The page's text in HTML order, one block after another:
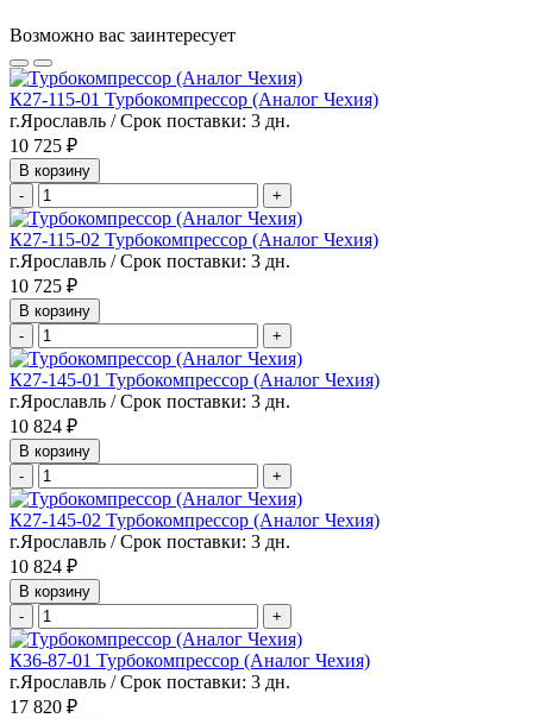
Возможно вас заинтересует
К27-115-01 Турбокомпрессор (Аналог Чехия)
г.Ярославль / Срок поставки: 3 дн.
10 725 ₽
В корзину
-
+
К27-115-02 Турбокомпрессор (Аналог Чехия)
г.Ярославль / Срок поставки: 3 дн.
10 725 ₽
В корзину
-
+
К27-145-01 Турбокомпрессор (Аналог Чехия)
г.Ярославль / Срок поставки: 3 дн.
10 824 ₽
В корзину
-
+
К27-145-02 Турбокомпрессор (Аналог Чехия)
г.Ярославль / Срок поставки: 3 дн.
10 824 ₽
В корзину
-
+
К36-87-01 Турбокомпрессор (Аналог Чехия)
г.Ярославль / Срок поставки: 3 дн.
17 820 ₽